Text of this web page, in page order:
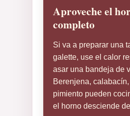
Aproveche el
completo
Si va a preparar una
galette, use el calor
asar una bandeja de
Berenjena,
pimiento pueden
el horno desciende